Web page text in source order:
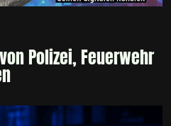
Polizei, Feuerwehr